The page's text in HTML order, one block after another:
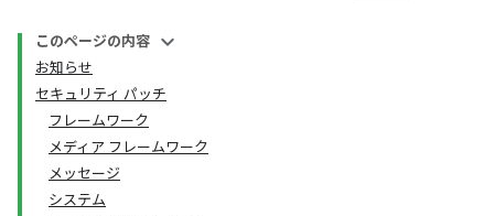
このページの内容
お知らせ
セキュリティ パッチ
フレームワーク
メディア フレームワーク
メッセージ
システム